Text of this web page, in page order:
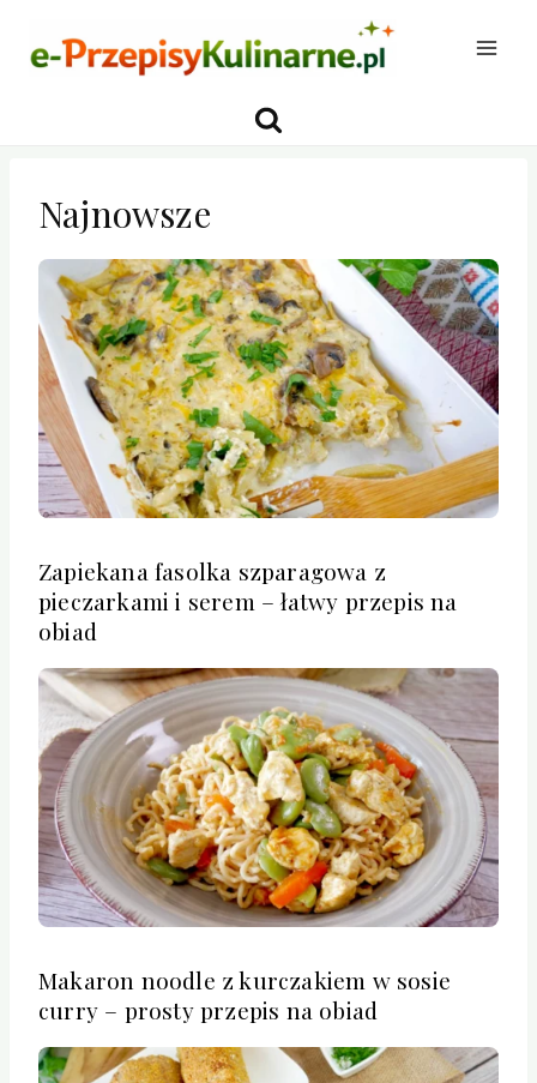
Najnowsze
Zapiekana fasolka szparagowa z
pieczarkami i serem – łatwy przepis na
obiad
Makaron noodle z kurczakiem w sosie
curry – prosty przepis na obiad